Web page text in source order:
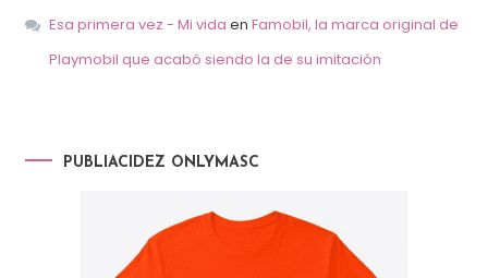
Esa primera vez - Mi vida en Famobil, la marca original de
Playmobil que acabó siendo la de su imitación
PUBLIACIDEZ ONLYMASC